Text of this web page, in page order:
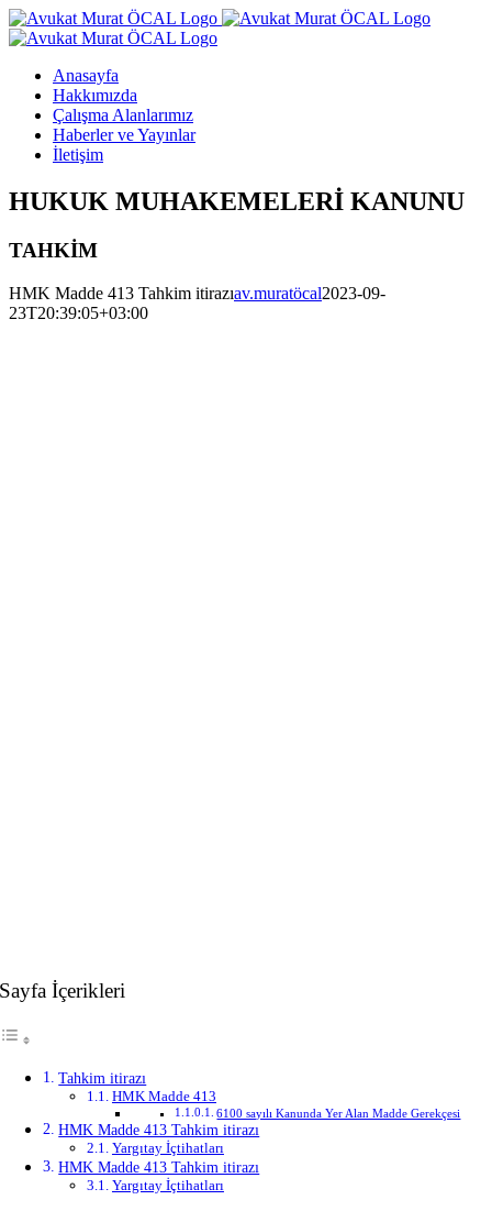
Skip
to
Anasayfa
Hakkımızda
Çalışma Alanlarımız
Haberler ve Yayınlar
İletişim
HUKUK MUHAKEMELERİ KANUNU
TAHKİM
HMK Madde 413 Tahkim itirazıav.muratöcal2023-09-
23T20:39:05+03:00
Sayfa İçerikleri
Tahkim itirazı
HMK Madde 413
6100 sayılı Kanunda Yer Alan Madde Gerekçesi
HMK Madde 413 Tahkim itirazı
Yargıtay İçtihatları
HMK Madde 413 Tahkim itirazı
Yargıtay İçtihatları